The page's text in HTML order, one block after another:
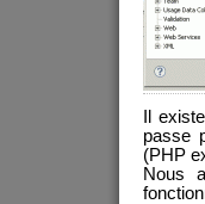
Il
passe
(PHP
Nous